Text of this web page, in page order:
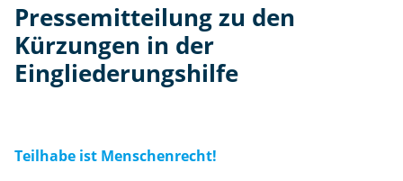
Pressemitteilung zu den
Kürzungen in der
Eingliederungshilfe
Teilhabe ist Menschenrecht!